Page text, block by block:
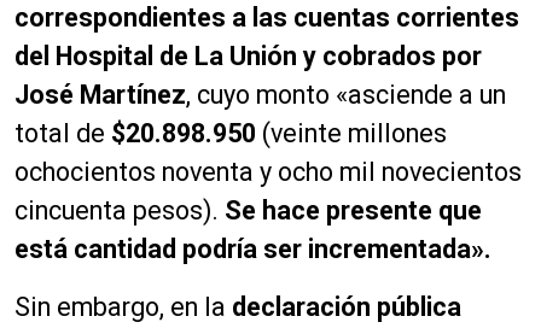
correspondientes a las cuentas corrientes
del Hospital de La Unión y cobrados por
José Martínez, cuyo monto «asciende a un
total de $20.898.950 (veinte millones
ochocientos noventa y ocho mil novecientos
cincuenta pesos). Se hace presente que
está cantidad podría ser incrementada».
Sin embargo, en la declaración pública